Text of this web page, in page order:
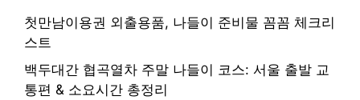
첫만남이용권 외출용품, 나들이 준비물 꼼꼼 체크리
스트
백두대간 협곡열차 주말 나들이 코스: 서울 출발 교
통편 & 소요시간 총정리